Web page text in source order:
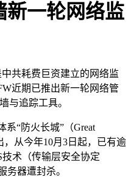
新一轮网络监
共耗费巨资建立的网络监
近期已推出新一轮网络管
与追踪工具。
系“防火长城”（Great
，从今年10月3日起，已有逾
术（传输层安全协定
务器遭封杀。